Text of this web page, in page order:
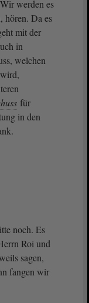
werden es
hören. Da es
mit der
in
welchen
für
in den
noch. Es
Roi und
sagen,
fangen wir